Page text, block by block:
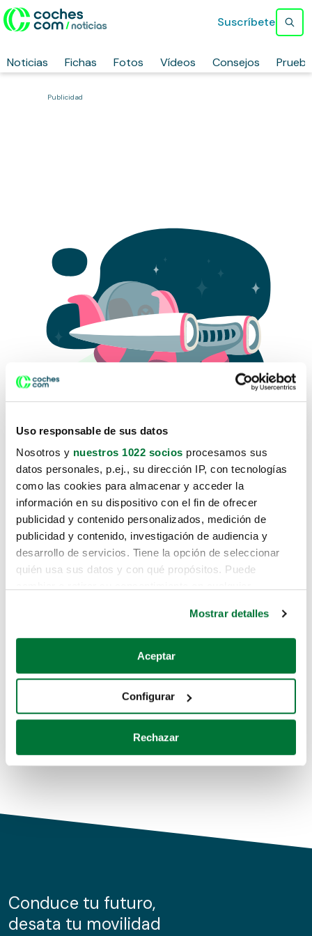
Uso responsable de sus datos
Nosotros y nuestros 1022 socios procesamos sus
datos personales, p.ej., su dirección IP, con tecnologías
como las cookies para almacenar y acceder la
información en su dispositivo con el fin de ofrecer
publicidad y contenido personalizados, medición de
publicidad y contenido, investigación de audiencia y
desarrollo de servicios. Tiene la opción de seleccionar
quién usa sus datos y con qué propósitos. Puede
Si lo permite, también quisiéramos:
Recopilar información sobre su ubicación geográfica
Identificar su dispositivo analizándolo activamente
para buscar características específicas (huellas
Obtenga más información sobre cómo se procesan sus
de cookies.
información sobre el uso que haga del sitio web con
nuestros partners de redes sociales, publicidad y análisis
Mostrar detalles
Aceptar
Configurar
Rechazar
Noticias Fichas Fotos Vídeos Consejos
Suscríbete
Publicidad
Lo sentimos, no sabemos como
te hemos traido hasta aquí.
Pero puedes encontrar el coche que estás
buscando en alguno de estos enlaces:
Coches de segunda mano
Coches de km0
Conduce tu futuro,
desata tu movilidad